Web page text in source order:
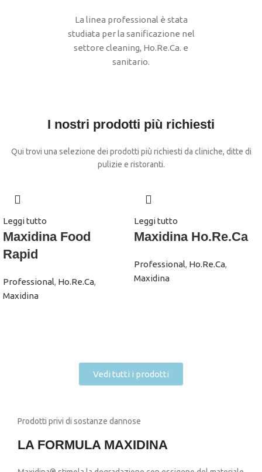
La linea professional è stata
studiata per la sanificazione nel
settore cleaning, Ho.Re.Ca. e
sanitario.
I nostri prodotti più richiesti
Qui trovi una selezione dei prodotti più richiesti da cliniche, ditte di
pulizie e ristoranti.
Leggi tutto
Maxidina Food
Rapid
Professional, Ho.Re.Ca,
Maxidina
Leggi tutto
Maxidina Ho.Re.Ca
Professional, Ho.Re.Ca,
Maxidina
Vedi tutti i prodotti
Prodotti privi di sostanze dannose
LA FORMULA MAXIDINA